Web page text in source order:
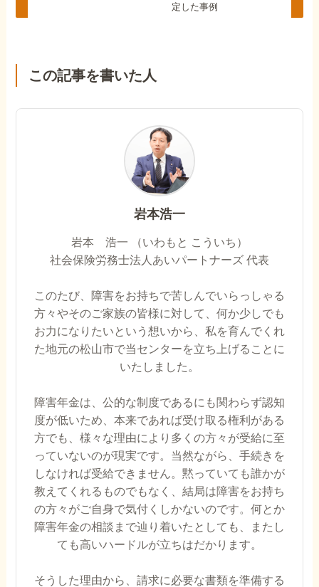
定した事例
この記事を書いた人
岩本浩一
岩本 浩一 （いわもと こういち）
社会保険労務士法人あいパートナーズ 代表
このたび、障害をお持ちで苦しんでいらっしゃる
方々やそのご家族の皆様に対して、何か少しでも
お力になりたいという想いから、私を育んでくれ
た地元の松山市で当センターを立ち上げることに
いたしました。
障害年金は、公的な制度であるにも関わらず認知
度が低いため、本来であれば受け取る権利がある
方でも、様々な理由により多くの方々が受給に至
っていないのが現実です。当然ながら、手続きを
しなければ受給できません。黙っていても誰かが
教えてくれるものでもなく、結局は障害をお持ち
の方々がご自身で気付くしかないのです。何とか
障害年金の相談まで辿り着いたとしても、またし
ても高いハードルが立ちはだかります。
そうした理由から、請求に必要な書類を準備する